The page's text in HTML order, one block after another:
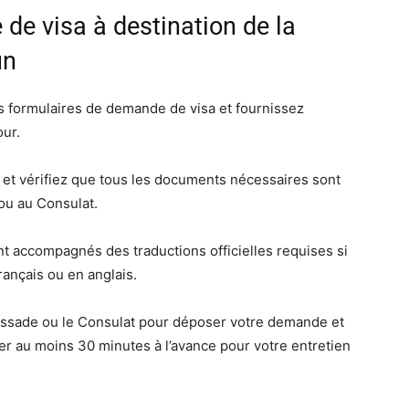
visa à destination de la
de demande de visa et fournissez
vérifiez que tous les documents nécessaires sont
au Consulat.
accompagnés des traductions officielles requises si
ou en anglais.
ou le Consulat pour déposer votre demande et
au moins 30 minutes à l’avance pour votre entretien